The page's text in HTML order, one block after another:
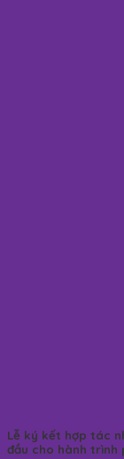
Lễ ký kết hợp tác
đầu cho hành